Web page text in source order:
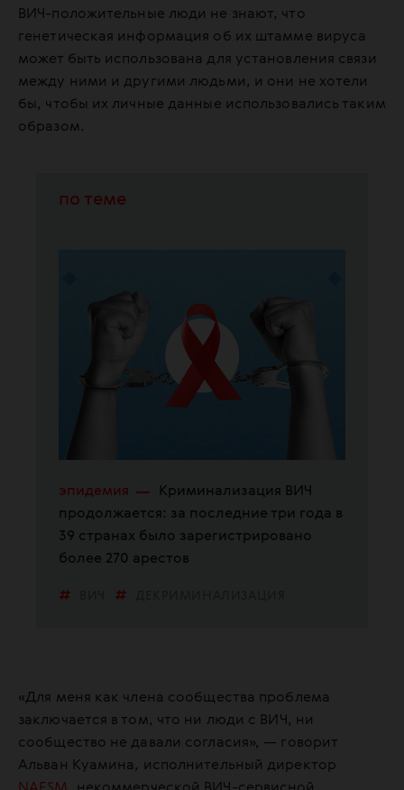
ВИЧ-положительные люди не знают, что
генетическая информация об их штамме вируса
может быть использована для установления связи
между ними и другими людьми, и они не хотели
бы, чтобы их личные данные использовались таким
образом.
по теме
эпидемия
Криминализация ВИЧ
продолжается: за последние три года в
39 странах было зарегистрировано
более 270 арестов
«Для меня как члена сообщества проблема
заключается в том, что ни люди с ВИЧ, ни
сообщество не давали согласия», — говорит
Альван Куамина, исполнительный директор